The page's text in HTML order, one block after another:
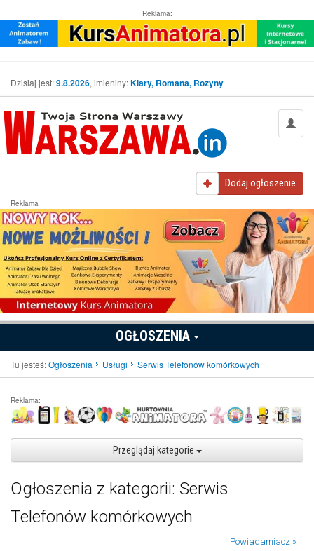
Reklama:
Dzisiaj jest:9.8.2026, imieniny:Klary, Romana, Rozyny
Dodaj ogłoszenie
Reklama
OGŁOSZENIA
Tu jesteś:Ogłoszenia Usługi Serwis Telefonów komórkowych
Reklama:
Przeglądaj kategorie
Ogłoszenia z kategorii: Serwis
Telefonów komórkowych
Powiadamiacz »